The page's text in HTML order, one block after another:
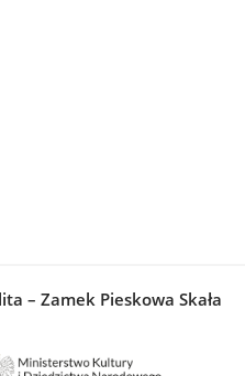
– Zamek Pieskowa Skała